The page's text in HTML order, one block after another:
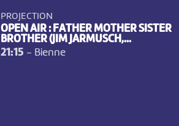
PROJECTION
OPEN AIR : FATHER MOTHER SISTER
BROTHER (JIM JARMUSCH,...
21:15 - Bienne